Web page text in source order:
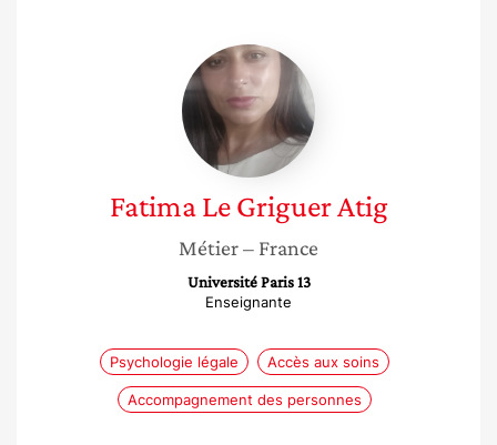
Fatima
Le
Griguer
Atig
Fatima Le Griguer Atig
Métier– France
Université Paris 13
Enseignante
Psychologie légale Accès aux soins
Accompagnement des personnes